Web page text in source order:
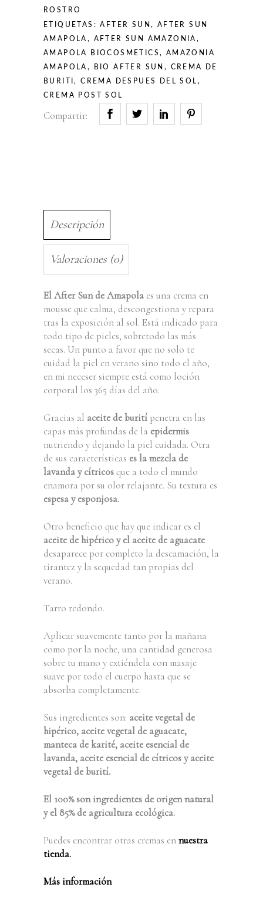
ROSTRO
ETIQUETAS:AFTER SUN, AFTER SUN
AMAPOLA , AFTER SUN AMAZONIA ,
AMAPOLA BIOCOSMETICS , AMAZONIA
AMAPOLA , BIO AFTER SUN , CREMA DE
BURITI,CREMA DESPUES DEL SOL ,
CREMA POST SOL
Compartir:
Descripción
Valoraciones (0)
El After Sun de Amapola es una crema en
mousse que calma, descongestiona y repara
tras la exposición al sol. Está indicado para
todo tipo de pieles, sobretodo las más
secas. Un punto a favor que no solo te
cuidad la piel en verano sino todo el año,
en mi neceser siempre está como loción
corporal los 365 días del año.
Gracias al aceite de burití penetra en las
capas más profundas de la epidermis
nutriendo y dejando la piel cuidada. Otra
de sus características es la mezcla de
lavanda y cítricosque a todo el mundo
enamora por su olor relajante. Su textura es
espesa y esponjosa.
Otro beneficio que hay que indicar es el
aceite de hipérico y el aceite de aguacate
desaparece por completo la descamación, la
tirantez y la sequedad tan propias del
verano.
Tarro redondo.
Aplicar suavemente tanto por la mañana
como por la noche, una cantidad generosa
sobre tu mano y extiéndela con masaje
suave por todo el cuerpo hasta que se
absorba completamente.
Sus ingredientes son: aceite vegetal de
hipérico, aceite vegetal de aguacate,
manteca de karité, aceite esencial de
lavanda, aceite esencial de cítricos y aceite
vegetal de burití.
El 100% son ingredientes de origen natural
y el 85% de agricultura ecológica.
Puedes encontrar otras cremas ennuestra
tienda.
Más información